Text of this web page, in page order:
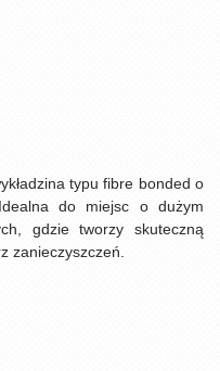
typu fibre bonded o
do miejsc o dużym
gdzie tworzy skuteczną
zanieczyszczeń.